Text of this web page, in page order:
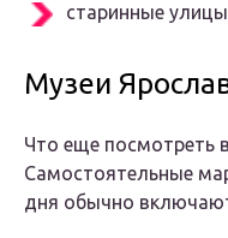
старинные
Музеи
Что еще посмотреть
Самостоятельные
дня обычно